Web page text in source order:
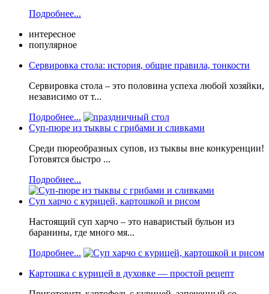
Подробнее...
интересное
популярное
Сервировка стола: история, общие правила, тонкости
Сервировка стола – это половина успеха любой хозяйки,
независимо от т...
Подробнее...
Суп-пюре из тыквы с грибами и сливками
Среди пюреобразных супов, из тыквы вне конкуренции!
Готовятся быстро ...
Подробнее...
Суп харчо с курицей, картошкой и рисом
Настоящий суп харчо – это наваристый бульон из
баранины, где много мя...
Подробнее...
Картошка с курицей в духовке — простой рецепт